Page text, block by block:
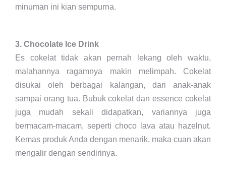
minuman ini kian sempurna.
3. Chocolate Ice Drink
Es cokelat tidak akan pernah lekang oleh waktu,
malahannya ragamnya makin melimpah. Cokelat
disukai oleh berbagai kalangan, dari anak-anak
sampai orang tua. Bubuk cokelat dan essence cokelat
juga mudah sekali didapatkan, variannya juga
bermacam-macam, seperti choco lava atau hazelnut.
Kemas produk Anda dengan menarik, maka cuan akan
mengalir dengan sendirinya.